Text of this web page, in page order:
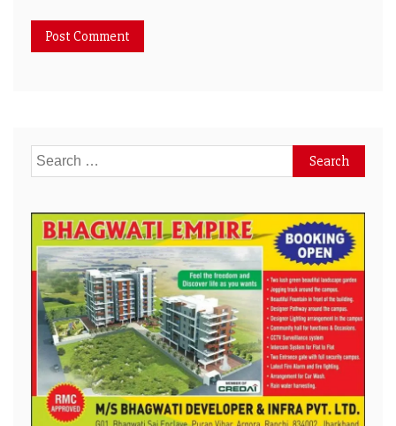
Search
for: